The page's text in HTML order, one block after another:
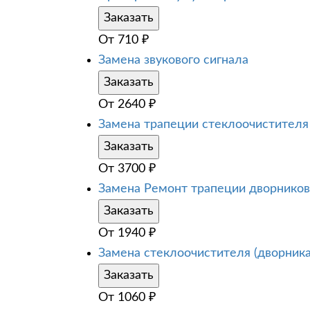
Заказать
От 710 ₽
Замена звукового сигнала
Заказать
От 2640 ₽
Замена трапеции стеклоочистителя
Заказать
От 3700 ₽
Замена Ремонт трапеции дворников
Заказать
От 1940 ₽
Замена стеклоочистителя
Заказать
От 1060 ₽